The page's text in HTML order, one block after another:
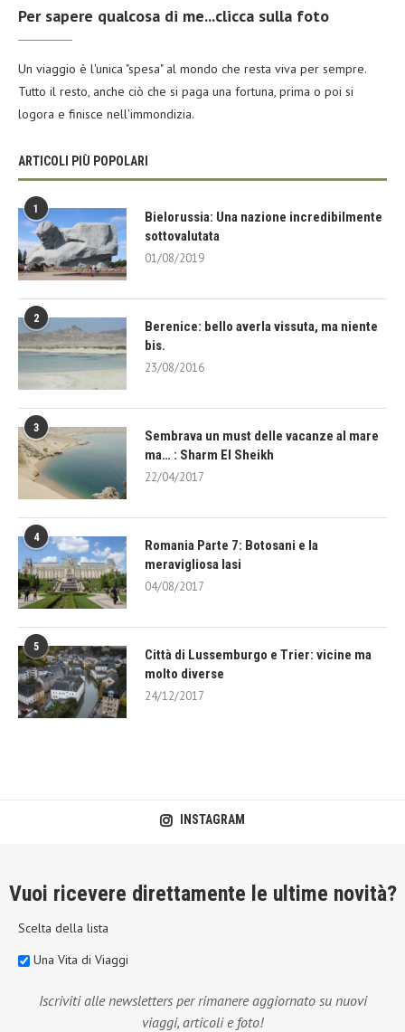
Per sapere qualcosa di me...clicca sulla foto
Un viaggio è l'unica "spesa" al mondo che resta viva per sempre.
Tutto il resto, anche ciò che si paga una fortuna, prima o poi si
logora e finisce nell'immondizia.
ARTICOLI PIÙ POPOLARI
1
Bielorussia: Una nazione incredibilmente
sottovalutata
01/08/2019
2
Berenice: bello averla vissuta, ma niente
bis.
23/08/2016
3
Sembrava un must delle vacanze al mare
ma… : Sharm El Sheikh
22/04/2017
4
Romania Parte 7: Botosani e la
meravigliosa Iasi
04/08/2017
5
Città di Lussemburgo e Trier: vicine ma
molto diverse
24/12/2017
INSTAGRAM
Vuoi ricevere direttamente le ultime novità?
Scelta della lista
Una Vita di Viaggi
Iscriviti alle newsletters per rimanere aggiornato su nuovi
viaggi, articoli e foto!